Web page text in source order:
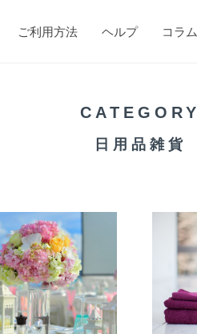
ご利用方法 ヘルプ コラム
CATEGORY
日用品雑貨